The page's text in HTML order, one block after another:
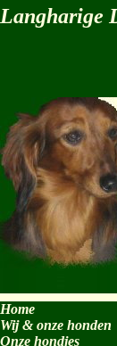
Langharige
Home
Wij & onze honden
Onze hondjes